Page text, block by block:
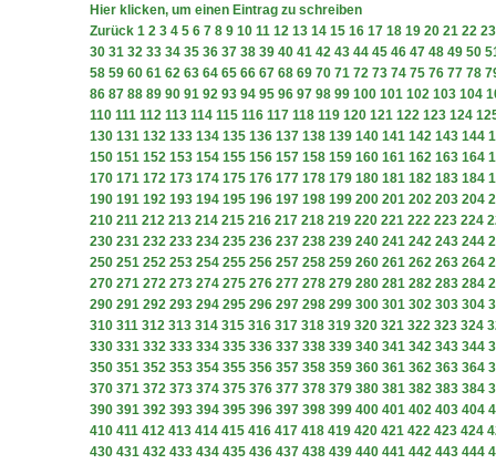
Hier klicken, um einen Eintrag zu schreiben
Zurück 1 2 3 4 5 6 7 8 9 10 11 12 13 14 15 16 17 18 19 20 21 22 23
30 31 32 33 34 35 36 37 38 39 40 41 42 43 44 45 46 47 48 49 50
58 59 60 61 62 63 64 65 66 67 68 69 70 71 72 73 74 75 76 77 78
86 87 88 89 90 91 92 93 94 95 96 97 98 99 100 101 102 103 104
110 111 112 113 114 115 116 117 118 119 120 121 122 123 124
130 131 132 133 134 135 136 137 138 139 140 141 142 143 144
150 151 152 153 154 155 156 157 158 159 160 161 162 163 164
170 171 172 173 174 175 176 177 178 179 180 181 182 183 184
190 191 192 193 194 195 196 197 198 199 200 201 202 203 204
210 211 212 213 214 215 216 217 218 219 220 221 222 223 224
230 231 232 233 234 235 236 237 238 239 240 241 242 243 244
250 251 252 253 254 255 256 257 258 259 260 261 262 263 264
270 271 272 273 274 275 276 277 278 279 280 281 282 283 284
290 291 292 293 294 295 296 297 298 299 300 301 302 303 304
310 311 312 313 314 315 316 317 318 319 320 321 322 323 324
330 331 332 333 334 335 336 337 338 339 340 341 342 343 344
350 351 352 353 354 355 356 357 358 359 360 361 362 363 364
370 371 372 373 374 375 376 377 378 379 380 381 382 383 384
390 391 392 393 394 395 396 397 398 399 400 401 402 403 404
410 411 412 413 414 415 416 417 418 419 420 421 422 423 424
430 431 432 433 434 435 436 437 438 439 440 441 442 443 444